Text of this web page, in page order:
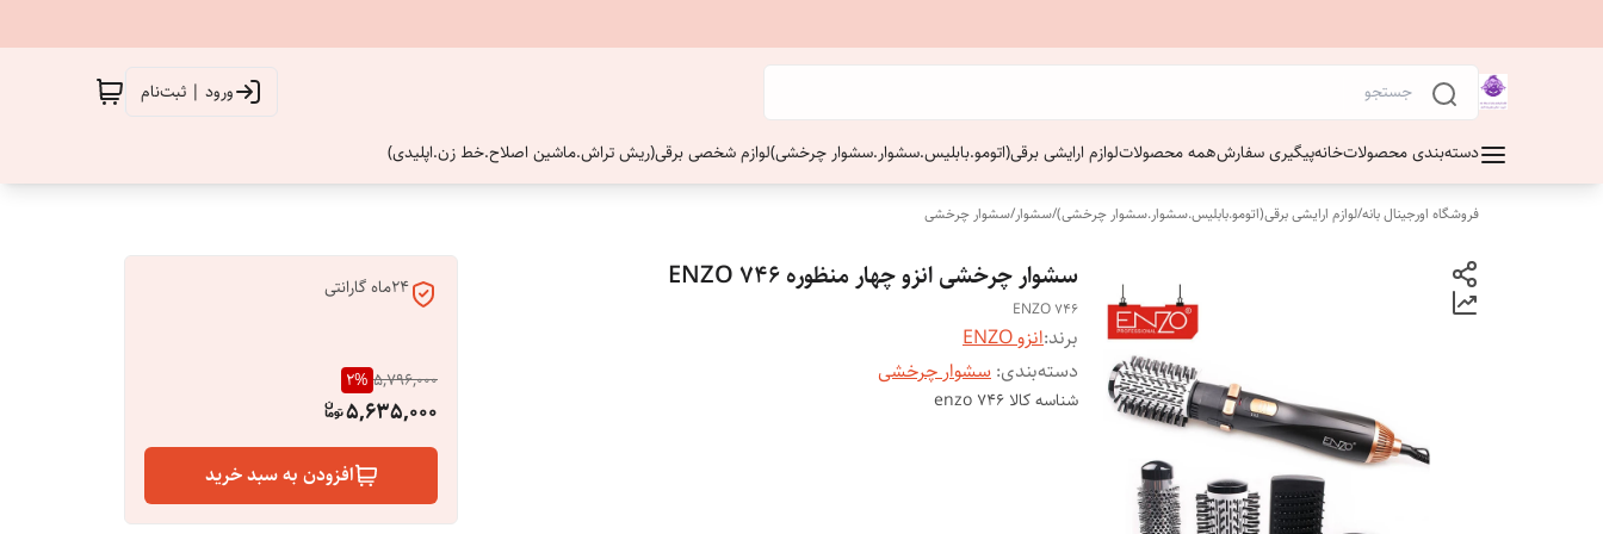
ورود | ثبت‌نام
دسته‌بندی محصولاتخانهپیگیری سفارشهمه محصولاتلوازم ارایشی برقی(اتومو.بابلیس.سشوار.سشوار چرخشی)لوازم شخصی برقی(ریش تراش.ماشین اصلاح.خط زن.اپلیدی)
فروشگاه اورجینال بانه/لوازم ارایشی برقی(اتومو.بابلیس.سشوار.سشوار چرخشی)/سشوار/سشوار چرخشی
سشوار چرخشی انزو چهار منظوره ENZO 746
ENZO 746
برند:انزو ENZO
دسته‌بندی: سشوار چرخشی
شناسه کالا enzo 746
۲۴ماه گارانتی
5,796,000
2%
5,635,000
افزودن به سبد خرید